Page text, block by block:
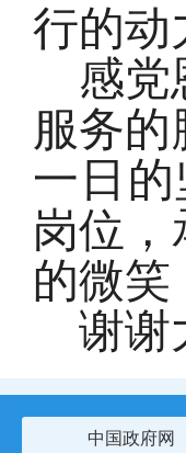
行的动
感党
服务
一日
岗位
的微笑
谢谢
中国政府网